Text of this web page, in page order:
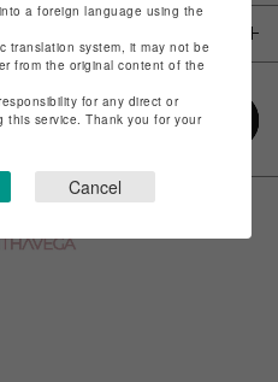
a foreign language using the
translation system, it may not be
from the original content of the
for any direct or
this service. Thank you for your
Cancel